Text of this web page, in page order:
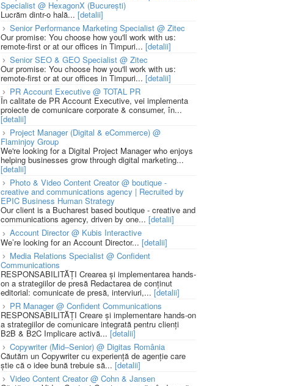
Specialist @ HexagonX (București)
Lucrăm dintr-o hală... [detalii]
Senior Performance Marketing Specialist @ Zitec
Our promise: You choose how you'll work with us:
remote-first or at our offices in Timpuri... [detalii]
Senior SEO & GEO Specialist @ Zitec
Our promise: You choose how you'll work with us:
remote-first or at our offices in Timpuri... [detalii]
PR Account Executive @ TOTAL PR
În calitate de PR Account Executive, vei implementa
proiecte de comunicare corporate & consumer, în...
[detalii]
Project Manager (Digital & eCommerce) @
Flaminjoy Group
We're looking for a Digital Project Manager who enjoys
helping businesses grow through digital marketing...
[detalii]
Photo & Video Content Creator @ boutique -
creative and communications agency | Recruited by
EPIC Business Human Strategy
Our client is a Bucharest based boutique - creative and
communications agency, driven by one... [detalii]
Account Director @ Kubis Interactive
We’re looking for an Account Director... [detalii]
Media Relations Specialist @ Confident
Communications
RESPONSABILITĂȚI Crearea și implementarea hands-
on a strategiilor de presă Redactarea de conținut
editorial: comunicate de presă, interviuri,... [detalii]
PR Manager @ Confident Communications
RESPONSABILITĂȚI Creare și implementare hands-on
a strategiilor de comunicare integrată pentru clienți
B2B & B2C Implicare activă... [detalii]
Copywriter (Mid–Senior) @ Digitas România
Căutăm un Copywriter cu experiență de agenție care
știe că o idee bună trebuie să... [detalii]
Video Content Creator @ Cohn & Jansen